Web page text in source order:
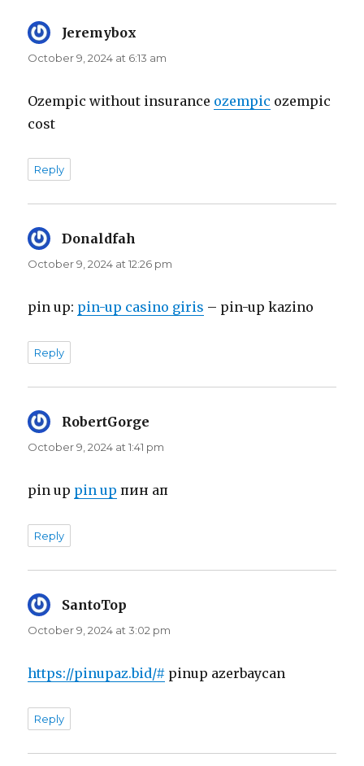
Jeremybox
October 9, 2024 at 6:13 am
Ozempic without insurance ozempic ozempic
cost
Reply
Donaldfah
October 9, 2024 at 12:26 pm
pin up: pin-up casino giris – pin-up kazino
Reply
RobertGorge
October 9, 2024 at 1:41 pm
pin up pin up пин ап
Reply
SantoTop
October 9, 2024 at 3:02 pm
https://pinupaz.bid/# pinup azerbaycan
Reply